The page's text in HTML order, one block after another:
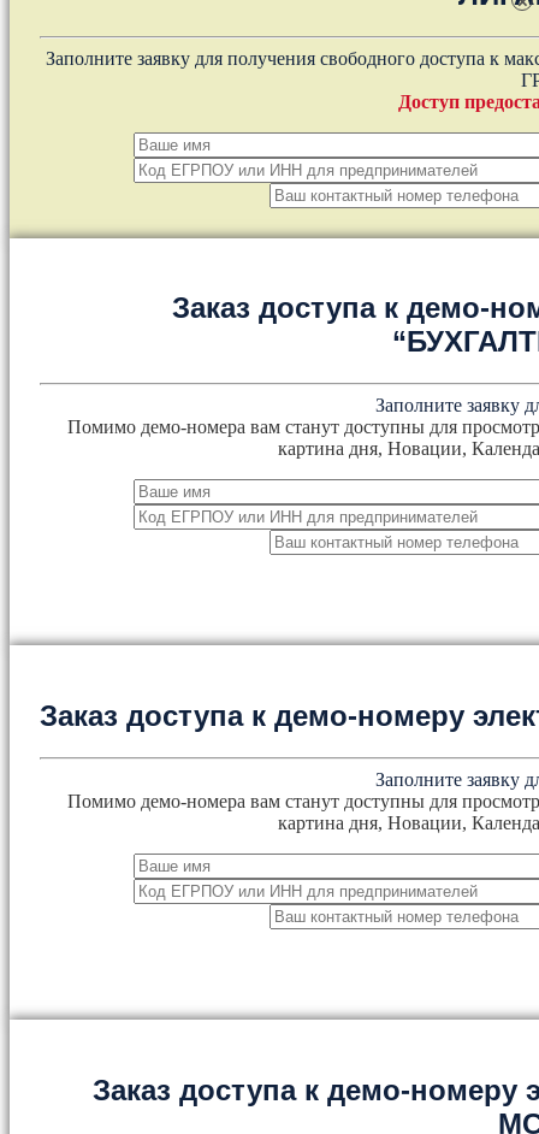
Заполните заявку для получения свободного доступа к
Доступ
Заказ доступа к демо-
Заполните заявку
Помимо демо-номера вам станут доступны для
картина дня, Новации,
Заказ доступа к демо-номеру
Заполните заявку
Помимо демо-номера вам станут доступны для
картина дня, Новации,
Заказ доступа к демо-номеру